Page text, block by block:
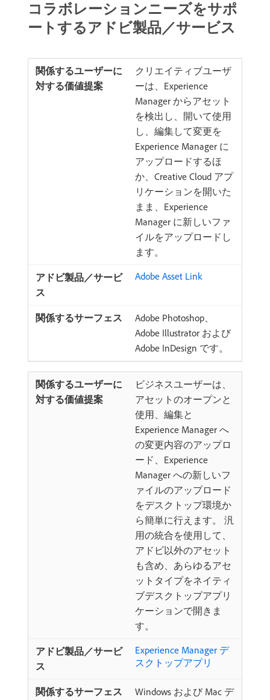
コラボレーションニーズをサポ
ートするアドビ製品／サービス
クリエイティブユーザ
ーは、Experience
Manager からアセット
を検出し、開いて使用
し、編集して変更を
Experience Manager に
アップロードするほ
か、Creative Cloud アプ
リケーションを開いた
まま、Experience
Manager に新しいファ
イルをアップロードし
ます。
Adobe Asset Link
Adobe Photoshop、
Adobe Illustrator および
Adobe InDesign です。
ビジネスユーザーは、
アセットのオープンと
使用、編集と
Experience Manager へ
の変更内容のアップロ
ード、Experience
Manager への新しいフ
ァイルのアップロード
をデスクトップ環境か
ら簡単に行えます。 汎
用の統合を使用して、
アドビ以外のアセット
も含め、あらゆるアセ
ットタイプをネイティ
ブデスクトップアプリ
ケーションで開きま
す。
Experience Manager デ
スクトップアプリ
Windows および Mac デ